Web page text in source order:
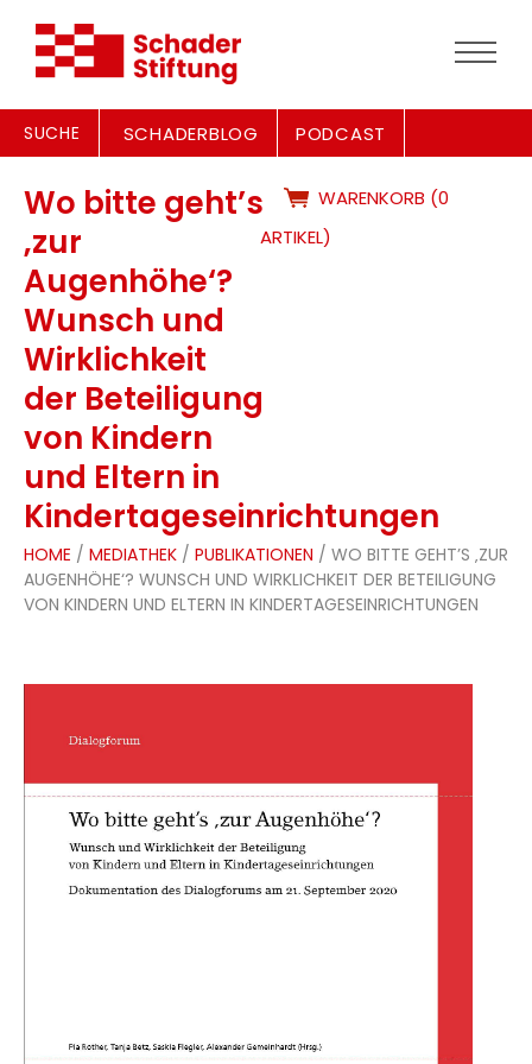
SUCHE SCHADERBLOG PODCAST
Wo bitte geht’s
‚zur
Augenhöhe‘?
Wunsch und
Wirklichkeit
der Beteiligung
von Kindern
und Eltern in
Kindertageseinrichtungen
WARENKORB (0
ARTIKEL)
HOME / MEDIATHEK / PUBLIKATIONEN / WO BITTE GEHT’S ‚ZUR
AUGENHÖHE‘? WUNSCH UND WIRKLICHKEIT DER BETEILIGUNG
VON KINDERN UND ELTERN IN KINDERTAGESEINRICHTUNGEN